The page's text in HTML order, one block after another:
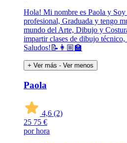
Hola! Mi nombre es Paola y Soy
profesional, Graduada y tengo
mundo del Arte, Dibujo y
impartir clases de dibujo
Saludos!📝👩🏼‍🏫
+ Ver más - Ver menos
Paola
4,6 (2)
25 75 €
por hora